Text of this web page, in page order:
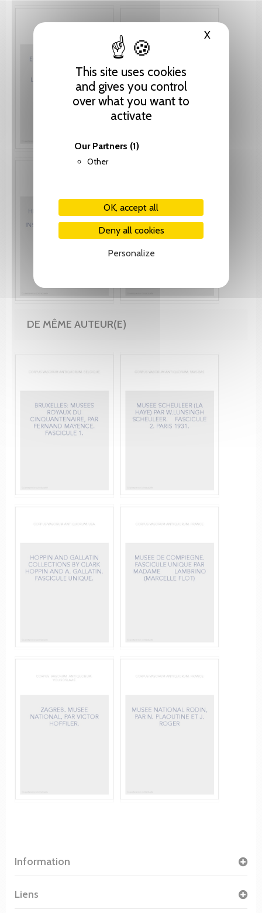
This site uses cookies
and gives you control
over what you want to
activate
Our Partners (1)
Other
OK, accept all
Deny all cookies
Personalize
XHide
DE MÊME AUTEUR(E)
Information
Liens